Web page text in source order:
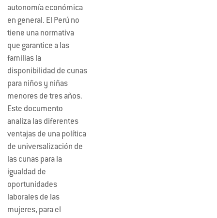
autonomía económica
en general. El Perú no
tiene una normativa
que garantice a las
familias la
disponibilidad de cunas
para niños y niñas
menores de tres años.
Este documento
analiza las diferentes
ventajas de una política
de universalización de
las cunas para la
igualdad de
oportunidades
laborales de las
mujeres, para el